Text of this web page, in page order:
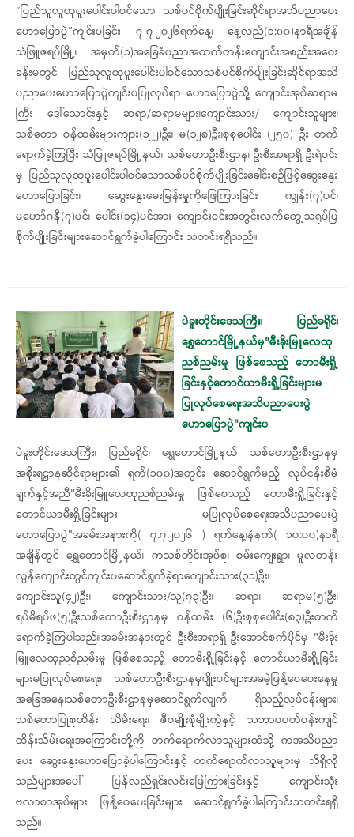
“ပြည်သူလူထုပူးပေါင်းပါဝင်သော သစ်ပင်စိုက်ပျိုးခြင်းဆိုင်ရာအသိပညာပေး
ဟောပြောပွဲ”ကျင်းပခြင်း ၇-၇-၂၀၂၆ရက်နေ့၊ နေ့လည်(၁:၀၀)နာရီအချိန်
သံဖြူဇရပ်မြို့၊ အမှတ်(၁)အခြေခံပညာအထက်တန်းကျောင်းအစည်းအဝေး
ခန်းမတွင် ပြည်သူလူထုပူးပေါင်းပါဝင်သောသစ်ပင်စိုက်ပျိုးခြင်းဆိုင်ရာအသိ
ပညာပေးဟောပြောပွဲကျင်းပပြုလုပ်ရာ ဟောပြောပွဲသို့ ကျောင်းအုပ်ဆရာမ
ကြီး ဒေါ်သောင်းနှင့် ဆရာ/ဆရာမများ၊ကျောင်းသား/ ကျောင်းသူများ၊
သစ်တော ဝန်ထမ်းများကျား(၁၂၂)ဦး၊ မ(၁၂၈)ဦး၊စုစုပေါင်း (၂၅၀) ဦး တက်
ရောက်ခဲ့ကြပြီး သံဖြူဇရပ်မြို့နယ်၊ သစ်တောဦးစီးဌာန၊ ဦးစီးအရာရှိ ဦးရဲဝင်း
မှ ပြည်သူလူထုပူးပေါင်းပါဝင်သောသစ်ပင်စိုက်ပျိုးခြင်းခေါင်းစဉ်ဖြင့်ဆွေးနွေး
ဟောပြောခြင်း၊ ဆွေးနွေးမေးမြန်းမှုကိုဖြေကြားခြင်း ကျွန်း(၇)ပင်၊
မဟော်ဂနီ(၇)ပင်၊ ပေါင်း(၁၄)ပင်အား ကျောင်းဝင်းအတွင်းလက်တွေ့သရုပ်ပြ
စိုက်ပျိုးခြင်းများဆောင်ရွက်ခဲ့ပါကြောင်း သတင်းရရှိသည်။
ပဲခူးတိုင်းဒေသကြီး၊ ​ပြည်ခရိုင်၊
ရွှေတောင်မြို့နယ်မှ"မီးခိုးမြူလေထု
ညစ်ညမ်းမှု ဖြစ်စေသည့် တောမီးရှို့
ခြင်းနှင့်တောင်ယာမီးရှို့ခြင်းများမ
ပြုလုပ်စေရေးအသိပညာပေးပွဲ
ဟောပြောပွဲ"ကျင်းပ
ပဲခူးတိုင်းဒေသကြီး၊ ပြည်ခရိုင်၊ ရွှေတောင်မြို့နယ် သစ်တောဦးစီးဌာနမှ
အစိုးရဌာနဆိုင်ရာများ၏ ရက်(၁၀၀)အတွင်း ဆောင်ရွက်မည့် လုပ်ငန်းစီမံ
ချက်နှင့်အညီ"မီးခိုးမြူလေထုညစ်ညမ်းမှု ဖြစ်စေသည့် တောမီးရှို့ခြင်းနှင့်
တောင်ယာမီးရှို့ခြင်းများ မပြုလုပ်စေရေးအသိပညာပေးပွဲ
ဟောပြောပွဲ"အခမ်းအနားကို( ၇.၇.၂၀၂၆ ) ရက်နေ့၊နံနက်( ၁၀:၀၀)နာရီ
အချိန်တွင် ရွှေတောင်မြို့နယ်၊ ကသစ်တိုင်းအုပ်စု၊ စမ်းကျေးရွာ၊ မူလတန်း
လွန်ကျောင်းတွင်ကျင်းပဆောင်ရွက်ခဲ့ရာကျောင်းသား(၃၁)ဦး၊
ကျောင်းသူ(၄၂)ဦး၊ ကျောင်းသား​/သူ(၇၃)ဦး၊ ဆရာ၊ ဆရာမ(၅)ဦး၊
ရပ်မိရပ်ဖ(၅)ဦးသစ်တောဦးစီးဌာနမှ ဝန်ထမ်း (၆)ဦးစုစုပေါင်း(၈၃)ဦးတက်
ရောက်ခဲ့ကြပါသည်။အခမ်းအနားတွင် ဦးစီးအရာရှိ ဦးအောင်စက်ပိုင်မှ "မီးခိုး
မြူလေထုညစ်ညမ်းမှု ဖြစ်စေသည့် တောမီးရှို့ခြင်းနှင့် တောင်ယာမီးရှို့ခြင်း
များမပြုလုပ်စေရေး၊ သစ်တောဦးစီးဌာနမှပျိုးပင်များအခမဲ့ဖြန့်ဝေပေးနေမှု
အခြေအနေ၊သစ်တောဦးစီးဌာနမှဆောင်ရွက်လျက် ရှိသည့်လုပ်ငန်းများ၊
သစ်တောပြုစုထိန်း သိမ်းရေး၊ ဇီဝမျိုးစုံမျိုးကွဲနှင့် သဘာဝပတ်ဝန်းကျင်
ထိန်းသိမ်းရေးအကြောင်းတို့ကို တက်ရောက်လာသူများထံသို့ ကအသိပညာ
ပေး ဆွေးနွေးဟောပြောခဲ့ပါကြောင်းနှင့် တက်ရောက်လာသူများမှ သိရှိလို
သည်များအပေါ် ပြန်လည်ရှင်းလင်းဖြေကြားခြင်းနှင့် ကျောင်းသုံး
ဗလာစာအုပ်များ ဖြန့်ဝေပေးခြင်းများ ဆောင်ရွက်ခဲ့ပါကြောင်းသတင်းရရှိ
သည်။